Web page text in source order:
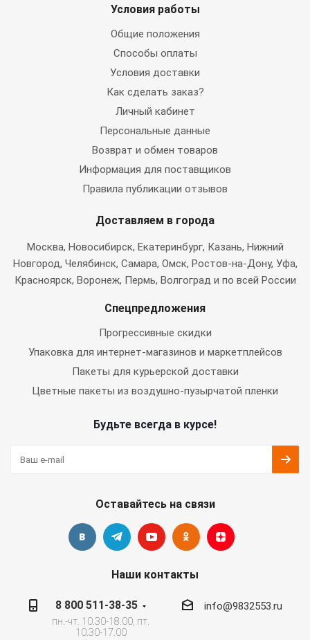
Условия работы
Общие положения
Способы оплаты
Условия доставки
Как сделать заказ?
Личный кабинет
Персональные данные
Возврат и обмен товаров
Информация для поставщиков
Правила публикации отзывов
Доставляем в города
Москва, Новосибирск, Екатеринбург, Казань, Нижний
Новгород, Челябинск, Самара, Омск, Ростов-на-Дону, Уфа,
Красноярск, Воронеж, Пермь, Волгоград и по всей России
Спецпредложения
Прогрессивные скидки
Упаковка для интернет-магазинов и маркетплейсов
Пакеты для курьерской доставки
Цветные пакеты из воздушно-пузырчатой пленки
Будьте всегда в курсе!
Оставайтесь на связи
Наши контакты
8 800 511-38-35
пн.-чт. 10.30-18.00, пт.
10.30-17.00
info@9832553.ru